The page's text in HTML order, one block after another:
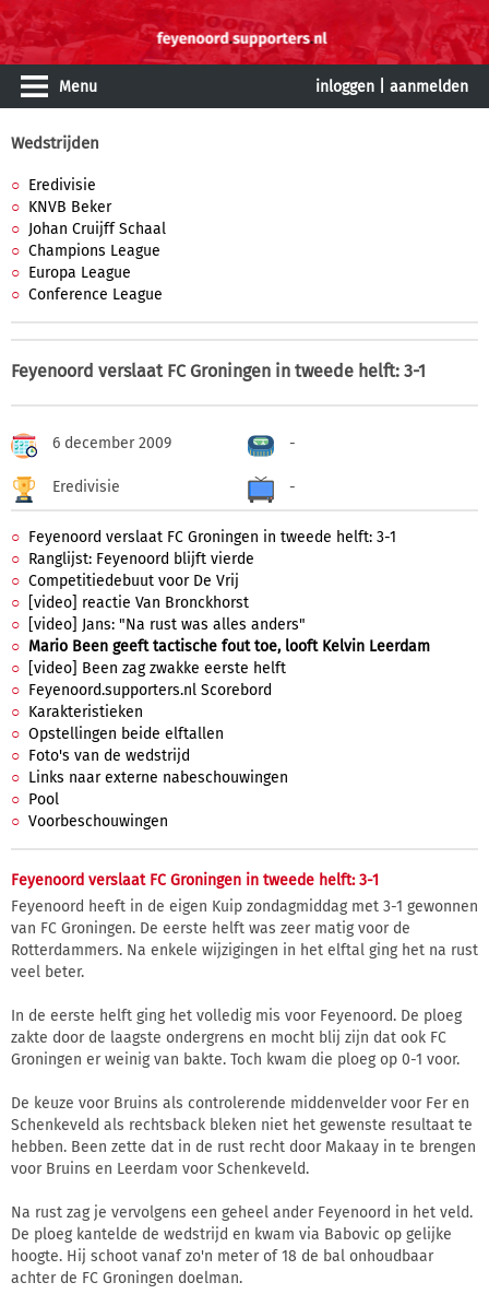
Menu inloggen aanmelden
Wedstrijden
Eredivisie
KNVB Beker
Johan Cruijff Schaal
Champions League
Europa League
Conference League
Feyenoord verslaat FC Groningen in tweede helft: 3-1
6 december 2009 -
Eredivisie -
Feyenoord verslaat FC Groningen in tweede helft: 3-1
Ranglijst: Feyenoord blijft vierde
Competitiedebuut voor De Vrij
[video] reactie Van Bronckhorst
[video] Jans: "Na rust was alles anders"
Mario Been geeft tactische fout toe, looft Kelvin Leerdam
[video] Been zag zwakke eerste helft
Feyenoord.supporters.nl Scorebord
Karakteristieken
Opstellingen beide elftallen
Foto's van de wedstrijd
Links naar externe nabeschouwingen
Pool
Voorbeschouwingen
Feyenoord verslaat FC Groningen in tweede helft: 3-1
Feyenoord heeft in de eigen Kuip zondagmiddag met 3-1 gewonnen
van FC Groningen. De eerste helft was zeer matig voor de
Rotterdammers. Na enkele wijzigingen in het elftal ging het na rust
veel beter.
In de eerste helft ging het volledig mis voor Feyenoord. De ploeg
zakte door de laagste ondergrens en mocht blij zijn dat ook FC
Groningen er weinig van bakte. Toch kwam die ploeg op 0-1 voor.
De keuze voor Bruins als controlerende middenvelder voor Fer en
Schenkeveld als rechtsback bleken niet het gewenste resultaat te
hebben. Been zette dat in de rust recht door Makaay in te brengen
voor Bruins en Leerdam voor Schenkeveld.
Na rust zag je vervolgens een geheel ander Feyenoord in het veld.
De ploeg kantelde de wedstrijd en kwam via Babovic op gelijke
hoogte. Hij schoot vanaf zo'n meter of 18 de bal onhoudbaar
achter de FC Groningen doelman.